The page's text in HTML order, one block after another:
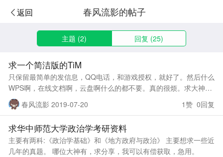
返回 春风流影的帖子
主题 (2) 回复 (25)
求一个简洁版的TiM
只保留最简单的发信息，QQ电话，和游戏授权，就好了。然后什么
WPS啊，在线文档啊，云盘啊什么的都不要。真的很烦。求大神ca
rry。
春风流影 2019-07-20 1赞 0回复
求华中师范大学政治学考研资料
主要有两科:《政治学基础》和《地方政府与政治》 主要想求一些近
几年的真题。 哪位大神有，求分享，我可以有偿获取，急用。